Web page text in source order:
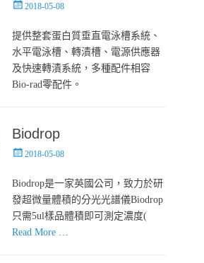
Posted2018-05-08
提供整套蛋白質垂直電泳槽系統、
水平電泳槽、轉漬槽、電源供應器
及快速轉漬系統，多種配件相容
Bio-rad零配件。
Biodrop
Posted2018-05-08
Biodrop是一家英國公司，致力於研
發超微量體積的分光光譜儀Biodrop
只需5ul樣品體積即可測定濃度(
Read More …